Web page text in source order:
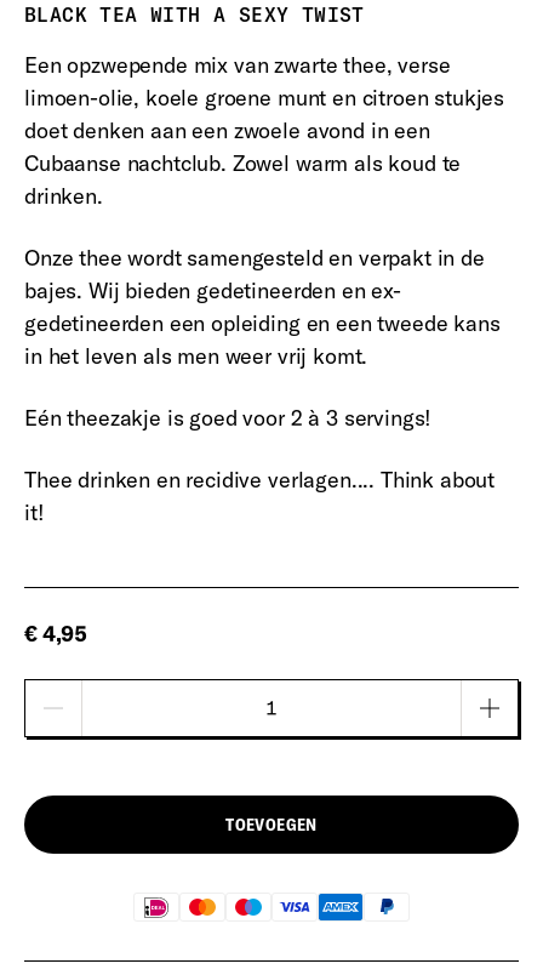
BLACK TEA WITH A SEXY TWIST
Een opzwepende mix van zwarte thee, verse
limoen-olie, koele groene munt en citroen stukjes
doet denken aan een zwoele avond in een
Cubaanse nachtclub. Zowel warm als koud te
drinken.
Onze thee wordt samengesteld en verpakt in de
bajes. Wij bieden gedetineerden en ex-
gedetineerden een opleiding en een tweede kans
in het leven als men weer vrij komt.
Eén theezakje is goed voor 2 à 3 servings!
Thee drinken en recidive verlagen.... Think about
it!
€ 4,95
TOEVOEGEN